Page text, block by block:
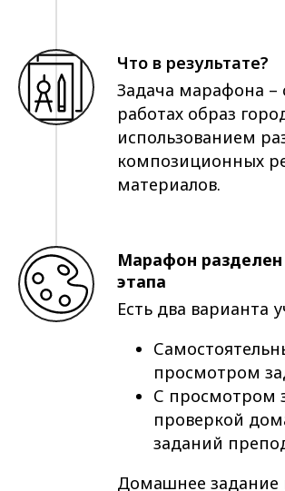
Что в результате?
Задача марафона –
работах образ
использованием
композиционных
материалов.
Марафон
этапа
Есть два варианта
просмотром
С просмотром
проверкой
заданий
Домашнее задание